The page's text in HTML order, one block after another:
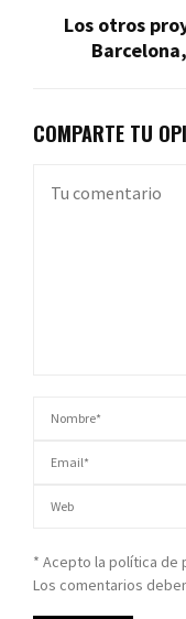
Los otros
COMPARTE TU
* Acepto la política de
Los comentarios